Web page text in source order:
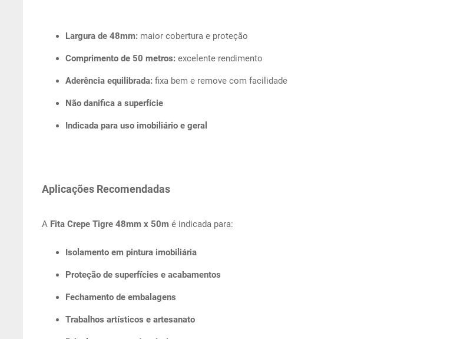
Largura de 48mm:maior cobertura e proteção
Comprimento de 50 metros:excelente rendimento
Aderência equilibrada:fixa bem e remove com facilidade
Não danifica a superfície
Indicada para uso imobiliário e geral
Aplicações Recomendadas
A Fita Crepe Tigre 48mm x 50mé indicada para:
Isolamento em pintura imobiliária
Proteção de superfícies e acabamentos
Fechamento de embalagens
Trabalhos artísticos e artesanato